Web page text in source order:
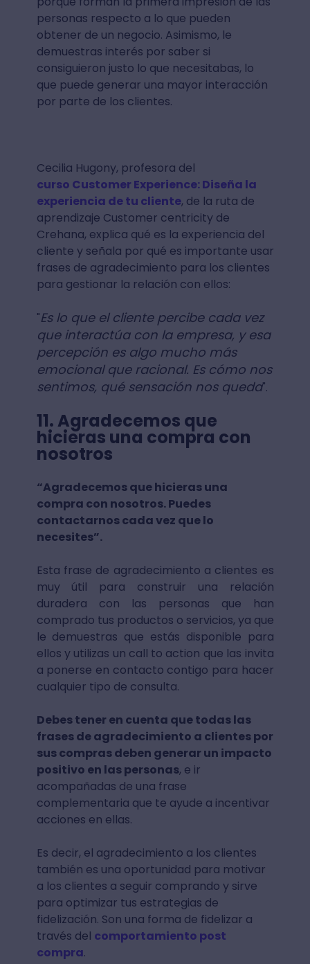
personas respecto a lo que pueden
obtener de un negocio. Asimismo, le
demuestras interés por saber si
consiguieron justo lo que necesitabas, lo
que puede generar una mayor interacción
por parte de los clientes.
Cecilia Hugony, profesora del
curso Customer Experience: Diseña la
experiencia de tu cliente, de la ruta de
aprendizaje Customer centricity de
Crehana, explica qué es la experiencia del
cliente y señala por qué es importante usar
frases de agradecimiento para los clientes
para gestionar la relación con ellos:
"Es lo que el cliente percibe cada vez
que interactúa con la empresa, y esa
percepción es algo mucho más
emocional que racional. Es cómo nos
sentimos, qué sensación nos queda".
11. Agradecemos que
hicieras una compra con
nosotros
“Agradecemos que hicieras una
compra con nosotros. Puedes
contactarnos cada vez que lo
necesites”.
Esta frase de agradecimiento a clientes es
muy útil para construir una relación
duradera con las personas que han
comprado tus productos o servicios, ya que
le demuestras que estás disponible para
ellos y utilizas un call to action que las invita
a ponerse en contacto contigo para hacer
cualquier tipo de consulta.
Debes tener en cuenta que todas las
frases de agradecimiento a clientes por
sus compras deben generar un impacto
positivo en las personas, e ir
acompañadas de una frase
complementaria que te ayude a incentivar
acciones en ellas.
Es decir, el agradecimiento a los clientes
también es una oportunidad para motivar
a los clientes a seguir comprando y sirve
para optimizar tus estrategias de
fidelización. Son una forma de fidelizar a
través del comportamiento post
compra.